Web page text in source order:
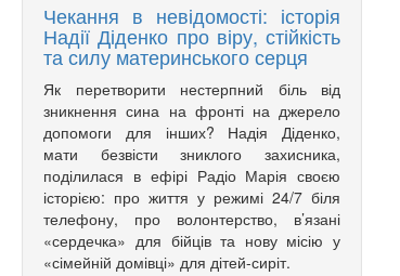
Чекання в невідомості: історія
Надії Діденко про віру, стійкість
та силу материнського серця
Як перетворити нестерпний біль від
зникнення сина на фронті на джерело
допомоги для інших? Надія Діденко,
мати безвісти зниклого захисника,
поділилася в ефірі Радіо Марія своєю
історією: про життя у режимі 24/7 біля
телефону, про волонтерство, в’язані
«сердечка» для бійців та нову місію у
«сімейній домівці» для дітей-сиріт.